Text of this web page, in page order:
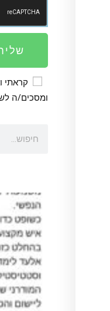
קראתי
ומסכים/ה